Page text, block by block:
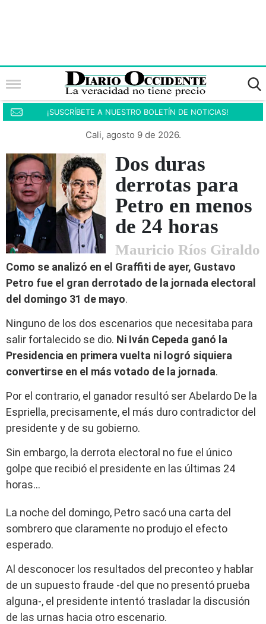
¡SUSCRÍBETE A NUESTRO BOLETÍN DE NOTICIAS!
Cali, agosto 9 de 2026.
Dos duras
derrotas para
Petro en menos
de 24 horas
Mauricio Ríos Giraldo
Como se analizó en el Graffiti de ayer, Gustavo
Petro fue el gran derrotado de la jornada electoral
del domingo 31 de mayo.
Ninguno de los dos escenarios que necesitaba para
salir fortalecido se dio. Ni Iván Cepeda ganó la
Presidencia en primera vuelta ni logró siquiera
convertirse en el más votado de la jornada.
Por el contrario, el ganador resultó ser Abelardo De la
Espriella, precisamente, el más duro contradictor del
presidente y de su gobierno.
Sin embargo, la derrota electoral no fue el único
golpe que recibió el presidente en las últimas 24
horas…
La noche del domingo, Petro sacó una carta del
sombrero que claramente no produjo el efecto
esperado.
Al desconocer los resultados del preconteo y hablar
de un supuesto fraude -del que no presentó prueba
alguna-, el presidente intentó trasladar la discusión
de las urnas hacia otro escenario.